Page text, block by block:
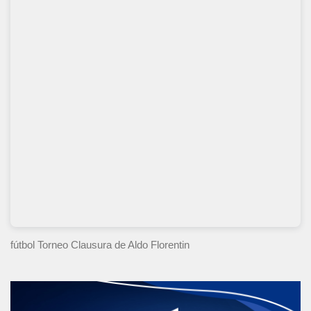
fútbol Torneo Clausura de Aldo Florentin